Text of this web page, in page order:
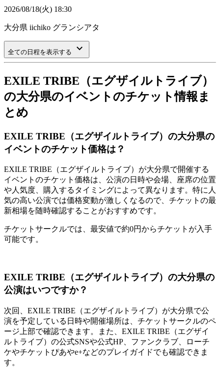
2026/08/18(火) 18:30
大分県 iichiko グランシアタ
全ての日程を表示する keyboard_arrow_down
EXILE TRIBE（エグザイルトライブ）
の大分県のイベントのチケット情報ま
とめ
EXILE TRIBE（エグザイルトライブ）の大分県の
イベントのチケット価格は？
EXILE TRIBE（エグザイルトライブ）が大分県で開催する
イベントのチケット価格は、公演の日時や会場、座席の位置
や人気度、購入するタイミングによって異なります。特に人
気の高い公演では価格変動が激しくなるので、チケットの最
新相場を随時確認することがおすすめです。
チケットサークルでは、最安値で約0円からチケットが入手
可能です。
EXILE TRIBE（エグザイルトライブ）の大分県の
公演はいつですか？
次回、EXILE TRIBE（エグザイルトライブ）が大分県で公
演を予定している日時や開催場所は、チケットサークルのペ
ージ上部で確認できます。また、EXILE TRIBE（エグザイ
ルトライブ）の公式SNSや公式HP、ファンクラブ、ローチ
ケやチケットぴあやe+などのプレイガイドでも確認できま
す。